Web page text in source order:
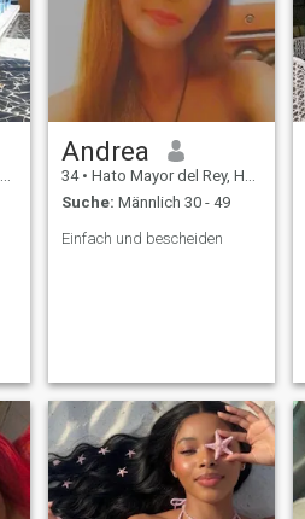
Andrea
34 • Hato Mayor del Rey, Hato Mayor, Dom. Rep.
Suche: Männlich 30 - 49
Einfach und bescheiden